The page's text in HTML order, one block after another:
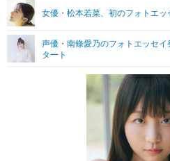
女優・松本若菜、初のフォトエッ
声優・南條愛乃のフォトエッセ
タート